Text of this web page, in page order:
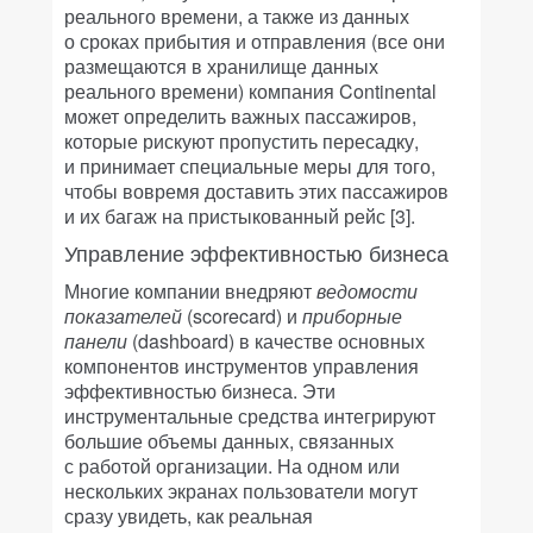
реального времени, а также из данных
о сроках прибытия и отправления (все они
размещаются в хранилище данных
реального времени) компания Continental
может определить важных пассажиров,
которые рискуют пропустить пересадку,
и принимает специальные меры для того,
чтобы вовремя доставить этих пассажиров
и их багаж на пристыкованный рейс [3].
Управление эффективностью бизнеса
Многие компании внедряютведомости
показателей (scorecard) и приборные
панели (dashboard) в качестве основных
компонентов инструментов управления
эффективностью бизнеса. Эти
инструментальные средства интегрируют
большие объемы данных, связанных
с работой организации. На одном или
нескольких экранах пользователи могут
сразу увидеть, как реальная